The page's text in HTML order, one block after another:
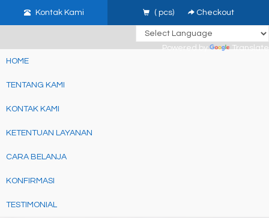
{'user_id': 'USER_ID'}); //
page contents
Kontak Kami ( pcs) Checkout
Powered by
Translate
HOME
TENTANG KAMI
KONTAK KAMI
KETENTUAN LAYANAN
CARA BELANJA
KONFIRMASI
TESTIMONIAL